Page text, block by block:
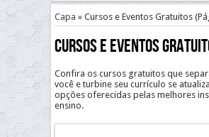
Capa » Cursos e Eventos Gratuitos
Cursos e Eventos
Confira os cursos gratuitos que
você e turbine seu currículo se
opções oferecidas pelas melhores
ensino.